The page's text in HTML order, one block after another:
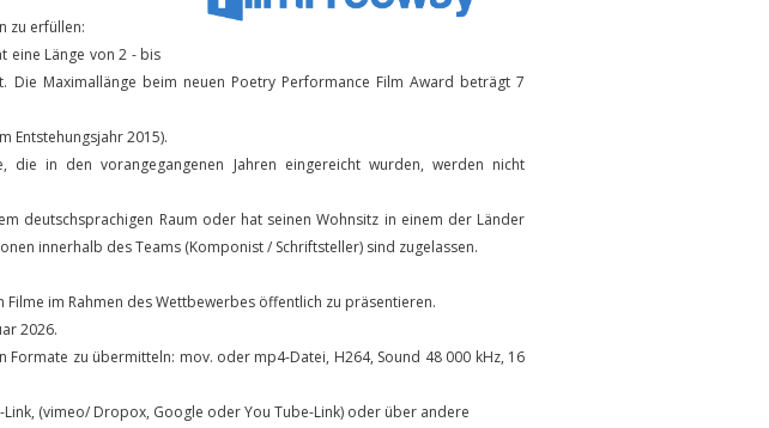
zu erfüllen:
eine Länge von 2 - bis
Maximallänge beim neuen Poetry Performance Film Award beträgt 7
Entstehungsjahr 2015).
in den vorangegangenen Jahren eingereicht wurden, werden nicht
deutschsprachigen Raum oder hat seinen Wohnsitz in einem der Länder
innerhalb des Teams (Komponist / Schriftsteller) sind zugelassen.
Filme im Rahmen des Wettbewerbes öffentlich zu präsentieren.
2026.
Formate zu übermitteln: mov. oder mp4-Datei, H264, Sound 48 000 kHz, 16
(vimeo/ Dropox, Google oder You Tube-Link) oder über andere